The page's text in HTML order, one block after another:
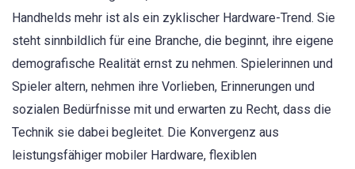
Handhelds mehr ist als ein zyklischer Hardware-Trend. Sie
steht sinnbildlich für eine Branche, die beginnt, ihre eigene
demografische Realität ernst zu nehmen. Spielerinnen und
Spieler altern, nehmen ihre Vorlieben, Erinnerungen und
sozialen Bedürfnisse mit und erwarten zu Recht, dass die
Technik sie dabei begleitet. Die Konvergenz aus
leistungsfähiger mobiler Hardware, flexiblen